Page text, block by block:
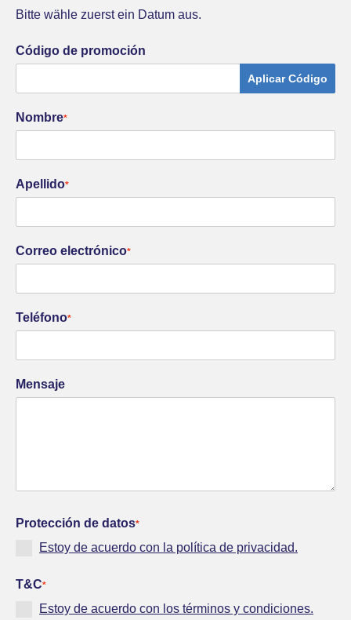
Bitte wähle zuerst ein Datum aus.
Código de promoción
Aplicar Código
Nombre*
Apellido*
Correo electrónico*
Teléfono*
Mensaje
Protección de datos*
Estoy de acuerdo con la política de privacidad.
T&C*
Estoy de acuerdo con los términos y condiciones.